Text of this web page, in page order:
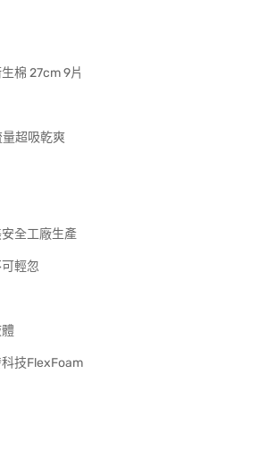
棉 27cm 9片
超吸乾爽
全工廠生產
輕忽
技FlexFoam